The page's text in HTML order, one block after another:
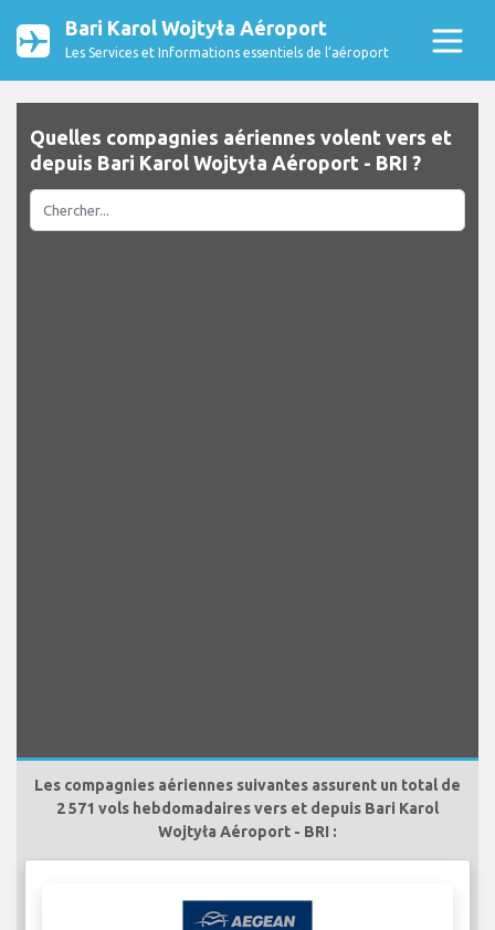
Bari Karol Wojtyła Aéroport
Les Services et Informations essentiels de l’aéroport
Quelles compagnies aériennes volent vers et
depuis Bari Karol Wojtyła Aéroport - BRI ?
Les compagnies aériennes suivantes assurent un total de
2 571 vols hebdomadaires vers et depuis Bari Karol
Wojtyła Aéroport - BRI :